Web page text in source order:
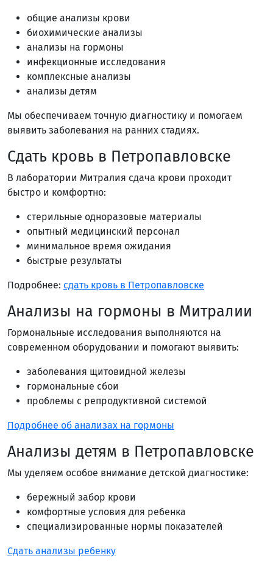
общие анализы крови
биохимические анализы
анализы на гормоны
инфекционные исследования
комплексные анализы
анализы детям
Мы обеспечиваем точную диагностику и помогаем
выявить заболевания на ранних стадиях.
Сдать кровь в Петропавловске
В лаборатории Митралия сдача крови проходит
быстро и комфортно:
стерильные одноразовые материалы
опытный медицинский персонал
минимальное время ожидания
быстрые результаты
Подробнее: сдать кровь в Петропавловске
Анализы на гормоны в Митралии
Гормональные исследования выполняются на
современном оборудовании и помогают выявить:
заболевания щитовидной железы
гормональные сбои
проблемы с репродуктивной системой
Подробнее об анализах на гормоны
Анализы детям в Петропавловске
Мы уделяем особое внимание детской диагностике:
бережный забор крови
комфортные условия для ребенка
специализированные нормы показателей
Сдать анализы ребенку